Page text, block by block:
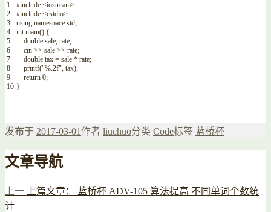
1
2
3
4
5
6
7
8
9
10
#include <iostream>
#include <cstdio>
using namespace std;
int main() {
double sale, rate;
cin >> sale >> rate;
double tax = sale * rate;
printf("%.2f", tax);
return 0;
}
发布于 2017-03-01作者 liuchuo分类 Code标签 蓝桥杯
文章导航
上一 上篇文章：
蓝桥杯 ADV-105 算法提高 不同单词个数统
计